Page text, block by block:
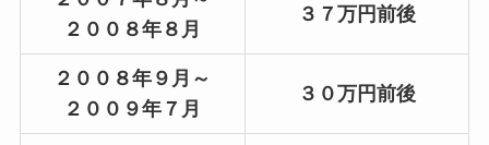
２００８年８月
３７万円前後
２００８年９月～
２００９年７月
３０万円前後